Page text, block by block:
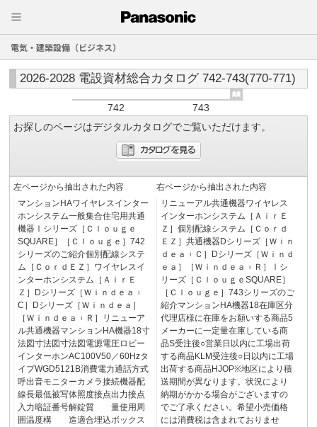
電気・建築設備（ビジネス）
2026-2028 電設資材総合カタログ 742-743(770-771)
742
743
お探しのページはデジタルカタログでご覧いただけます。
左ページから抽出された内容
マンションHAワイヤレスインター
ホンシステム一般集合住宅用共通
機器Ⅰシリーズ［Ｃｌｏｕｇｅ
SQUARE］［Ｃｌｏｕｇｅ］742
シリーズのご紹介個別配線システ
ム［ＣｏｒｄＥＺ］ワイヤレスイ
ンターホンシステム［ＡｉｒＥ
Ｚ］Dシリーズ［Ｗｉｎｄｅａ︲
C］Dシリーズ［Ｗｉｎｄｅａ］
［Ｗｉｎｄｅａ︲Ｒ］リニューア
ル共通機器マンションHA機器18寸
法図寸法図寸法図電源電圧ロビー
インターホンAC100V50／60Hzタ
イプWGD5121B消費電力通話方式
呼出音モニターカメラ接続機器配
線長最低被写体照度接点出力接点
入力暗証番号解錠質 量使用周
囲温度構 造適合埋込ボックス
右ページから抽出された内容
リニューアル共通機器ワイヤレス
インターホンシステム［ＡｉｒＥ
Ｚ］個別配線システム［Ｃｏｒｄ
ＥＺ］共通機器Dシリーズ［Ｗｉｎ
ｄｅａ︲Ｃ］Dシリーズ［Ｗｉｎｄ
ｅａ］［Ｗｉｎｄｅａ︲Ｒ］Ⅰシ
リーズ［ＣｌｏｕｇｅSQUARE］
［Ｃｌｏｕｇｅ］743シリーズのご
紹介マンションHA機器18在庫区分
代理店様に在庫をお願いする商品5
メーカーに一定量在庫している商
品S受注後○営業日以内に工場出荷
する商品KLM受注後○日以内に工場
出荷する商品HJOP※地区により積
送期間が異なります。状況により
納期がかかる場合がございますの
でご了承ください。希望小売価格
には消費税は含まれておりませ